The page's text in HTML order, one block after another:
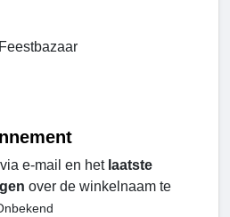
e-mail en het laatste
over de winkelnaam te